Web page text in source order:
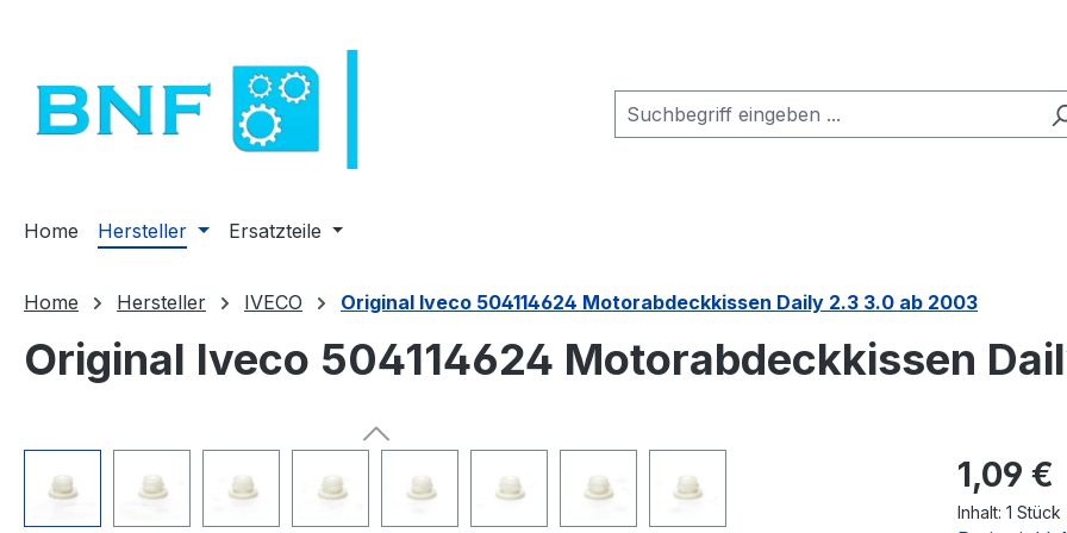
Home Hersteller Ersatzteile
Home Hersteller IVECO Original Iveco 504114624 Motorabdeckkissen Daily 2.3 3.0 ab 2003
Original Iveco 504114624 Motorabdeckkissen
Regulärer
1,09 €
Inhalt: 1 Stück